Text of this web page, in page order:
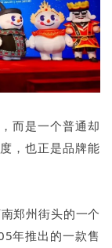
而是一个普通却
，也正是品牌能
郑州街头的一个
年推出的一款售